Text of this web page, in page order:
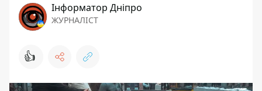
Інформатор Дніпро
ЖУРНАЛІСТ
👍